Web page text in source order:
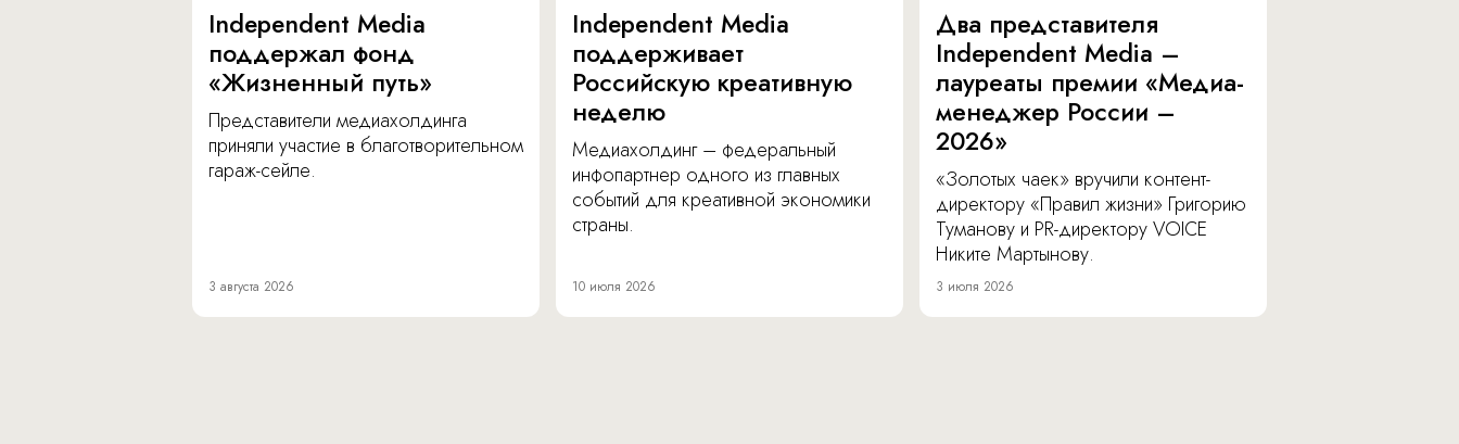
Independent Media
поддержал фонд
«Жизненный путь»
Представители медиахолдинга
приняли участие в благотворительном
гараж-сейле.
3 августа 2026
Independent Media
поддерживает
Российскую креативную
неделю
Медиахолдинг – федеральный
инфопартнер одного из главных
событий для креативной экономики
страны.
10 июля 2026
Два представителя
Independent Media –
лауреаты премии «Медиа-
менеджер России –
2026»
«Золотых чаек» вручили контент-
директору «Правил жизни» Григорию
Туманову и PR-директору VOICE
Никите Мартынову.
3 июля 2026